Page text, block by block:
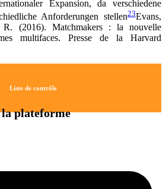
Expansion, da verschiedene
Anforderungen stellen23Evans,
(2016). Matchmakers : la nouvelle
multifaces. Presse de la Harvard
Liste de contrôle
la plateforme